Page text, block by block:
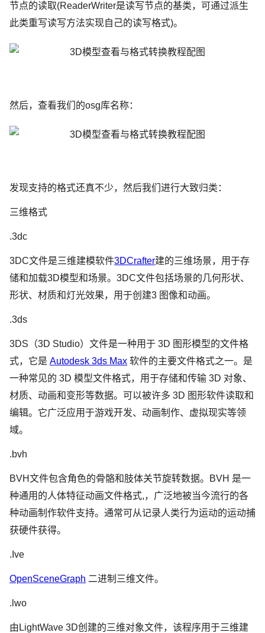
节点的读取(ReaderWriter是读写节点的基类，可通过派生
此类重写读写方法实现自己的读写格式)。
然后，查看我们的osg库名称：
发现支持的格式还真不少，然后我们进行大致归类：
三维格式
.3dc
3DC文件是三维建模软件3DCrafter建的三维场景，用于存
储和加载3D模型和场景。3DC文件包括场景的几何形状、
形状、材质和灯光效果，用于创建3 图像和动画。
.3ds
3DS（3D Studio）文件是一种用于 3D 图形模型的文件格
式，它是 Autodesk 3ds Max 软件的主要文件格式之一。是
一种常见的 3D 模型文件格式，用于存储和传输 3D 对象、
材质、动画和变形等数据。可以被许多 3D 图形软件读取和
编辑。它广泛应用于游戏开发、动画制作、虚拟现实等领
域。
.bvh
BVH文件包含角色的骨骼和肢体关节旋转数据。BVH 是一
种通用的人体特征动画文件格式,，广泛地被当今流行的各
种动画制作软件支持。通常可从记录人类行为运动的运动捕
获硬件获得。
.Ive
OpenSceneGraph 二进制三维文件。
.lwo
由LightWave 3D创建的三维对象文件，该程序用于三维建